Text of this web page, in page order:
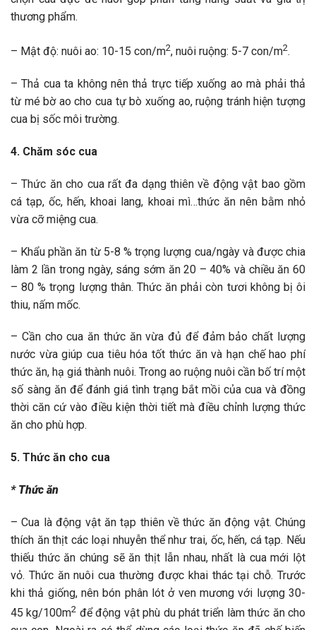
thương phẩm.
– Mật độ: nuôi ao: 10-15 con/m2, nuôi ruộng: 5-7 con/m2.
– Thả cua ta không nên thả trực tiếp xuống ao mà phải thả
từ mé bờ ao cho cua tự bò xuống ao, ruộng tránh hiện tượng
cua bị sốc môi trường.
4. Chăm sóc cua
– Thức ăn cho cua rất đa dạng thiên về động vật bao gồm
cá tạp, ốc, hến, khoai lang, khoai mì…thức ăn nên bằm nhỏ
vừa cỡ miệng cua.
– Khẩu phần ăn từ 5-8 % trọng lượng cua/ngày và được chia
làm 2 lần trong ngày, sáng sớm ăn 20 – 40% và chiều ăn 60
– 80 % trọng lượng thân. Thức ăn phải còn tươi không bị ôi
thiu, nấm mốc.
– Cần cho cua ăn thức ăn vừa đủ để đảm bảo chất lượng
nước vừa giúp cua tiêu hóa tốt thức ăn và hạn chế hao phí
thức ăn, hạ giá thành nuôi. Trong ao ruộng nuôi cần bố trí một
số sàng ăn để đánh giá tình trạng bắt mồi của cua và đồng
thời căn cứ vào điều kiện thời tiết mà điều chỉnh lượng thức
ăn cho phù hợp.
5. Thức ăn cho cua
* Thức ăn
– Cua là động vật ăn tạp thiên về thức ăn động vật. Chúng
thích ăn thịt các loại nhuyễn thể như trai, ốc, hến, cá tạp. Nếu
thiếu thức ăn chúng sẽ ăn thịt lẫn nhau, nhất là cua mới lột
vỏ. Thức ăn nuôi cua thường được khai thác tại chỗ. Trước
khi thả giống, nên bón phân lót ở ven mương với lượng 30-
45 kg/100m2 để động vật phù du phát triển làm thức ăn cho